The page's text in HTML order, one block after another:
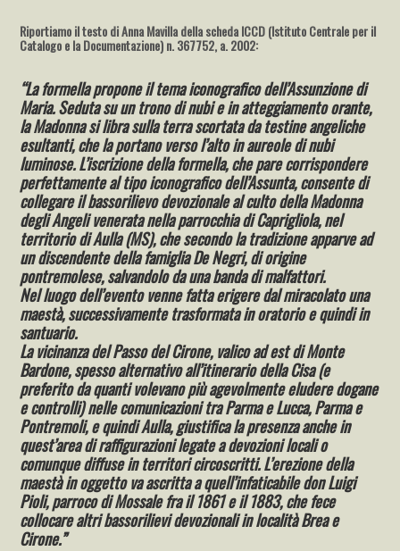
Riportiamo il testo di Anna Mavilla della scheda ICCD (Istituto Centrale per il
Catalogo e la Documentazione) n. 367752, a. 2002:
“La formella propone il tema iconografico dell’Assunzione di
Maria. Seduta su un trono di nubi e in atteggiamento orante,
la Madonna si libra sulla terra scortata da testine angeliche
esultanti, che la portano verso l’alto in aureole di nubi
luminose. L’iscrizione della formella, che pare corrispondere
perfettamente al tipo iconografico dell’Assunta, consente di
collegare il bassorilievo devozionale al culto della Madonna
degli Angeli venerata nella parrocchia di Caprigliola, nel
territorio di Aulla (MS), che secondo la tradizione apparve ad
un discendente della famiglia De Negri, di origine
pontremolese, salvandolo da una banda di malfattori.
Nel luogo dell’evento venne fatta erigere dal miracolato una
maestà, successivamente trasformata in oratorio e quindi in
santuario.
La vicinanza del Passo del Cirone, valico ad est di Monte
Bardone, spesso alternativo all’itinerario della Cisa (e
preferito da quanti volevano più agevolmente eludere dogane
e controlli) nelle comunicazioni tra Parma e Lucca, Parma e
Pontremoli, e quindi Aulla, giustifica la presenza anche in
quest’area di raffigurazioni legate a devozioni locali o
comunque diffuse in territori circoscritti. L’erezione della
maestà in oggetto va ascritta a quell’infaticabile don Luigi
Pioli, parroco di Mossale fra il 1861 e il 1883, che fece
collocare altri bassorilievi devozionali in località Brea e
Cirone.”